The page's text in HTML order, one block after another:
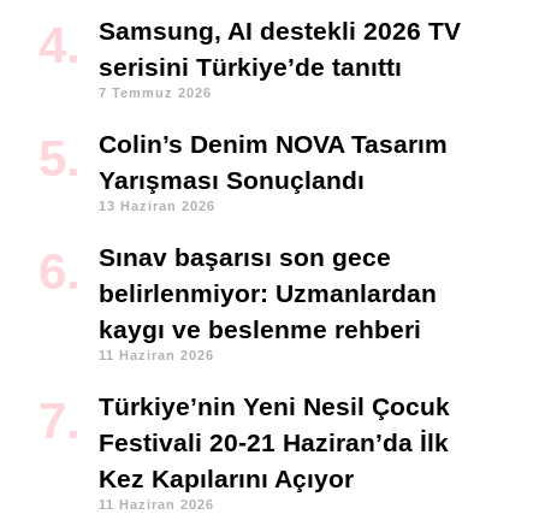
Samsung, AI destekli 2026 TV
serisini Türkiye’de tanıttı
7 Temmuz 2026
Colin’s Denim NOVA Tasarım
Yarışması Sonuçlandı
13 Haziran 2026
Sınav başarısı son gece
belirlenmiyor: Uzmanlardan
kaygı ve beslenme rehberi
11 Haziran 2026
Türkiye’nin Yeni Nesil Çocuk
Festivali 20-21 Haziran’da İlk
Kez Kapılarını Açıyor
11 Haziran 2026